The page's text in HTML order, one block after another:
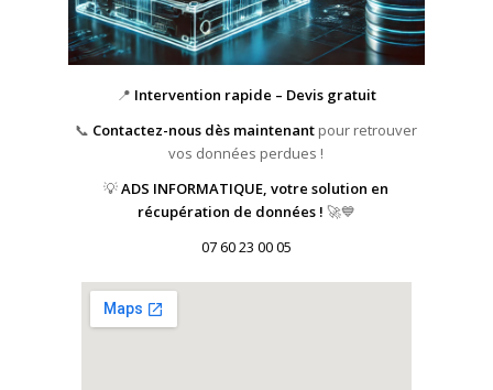
📍 Intervention rapide – Devis gratuit
📞 Contactez-nous dès maintenant pour retrouver
vos données perdues !
💡ADS INFORMATIQUE, votre solution en
récupération de données ! 🚀💙
07 60 23 00 05